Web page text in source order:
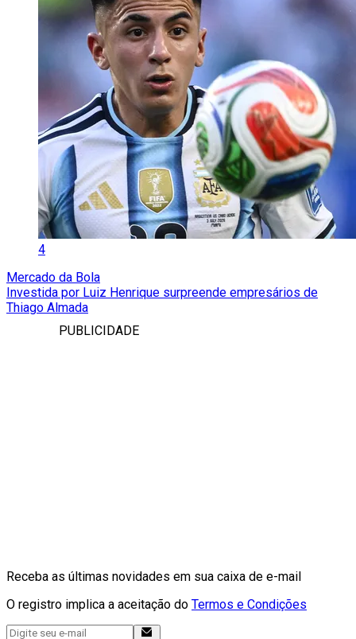
4
Mercado da Bola
Investida por Luiz Henrique surpreende empresários de
Thiago Almada
PUBLICIDADE
Receba as últimas novidades em sua caixa de e-mail
O registro implica a aceitação do Termos e Condições